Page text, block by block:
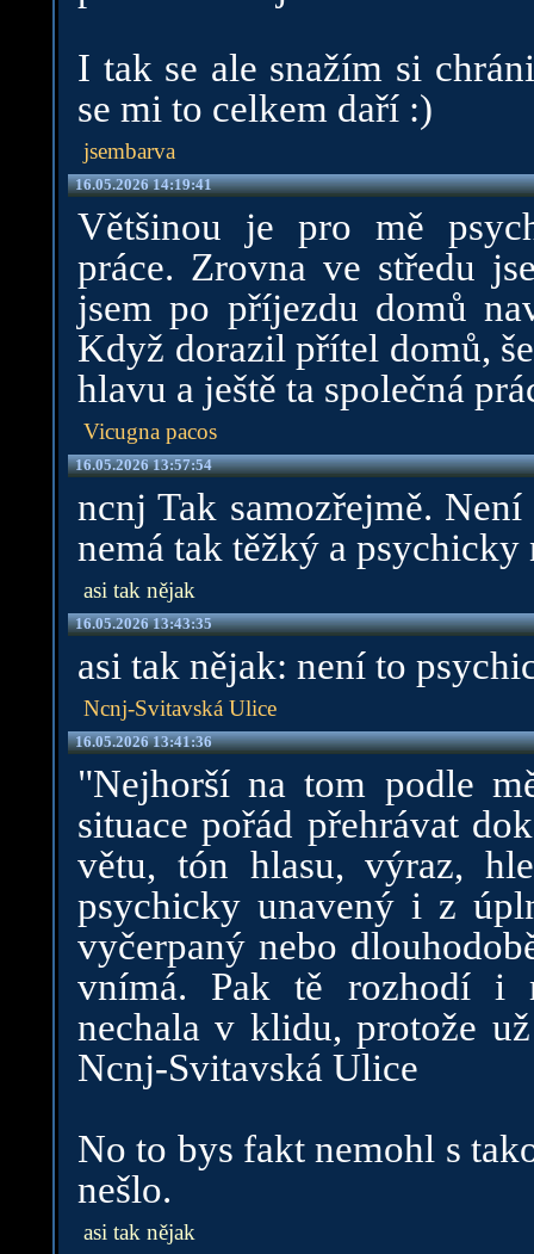
I tak se ale snažím si
se mi to celkem daří :)
jsembarva
16.05.2026 14:19:41
Většinou je pro mě
práce. Zrovna ve středu
jsem po příjezdu domů
Když dorazil přítel domů,
hlavu a ještě ta společná
Vicugna pacos
16.05.2026 13:57:54
ncnj Tak samozřejmě.
nemá tak těžký a
asi tak nějak
16.05.2026 13:43:35
asi tak nějak: není to
Ncnj-Svitavská Ulice
16.05.2026 13:41:36
"Nejhorší na tom podle
situace pořád přehrávat
větu, tón hlasu, výraz,
psychicky unavený i z
vyčerpaný nebo
vnímá. Pak tě rozhodí i
nechala v klidu, protože
Ncnj-Svitavská Ulice
No to bys fakt nemohl s
nešlo.
asi tak nějak